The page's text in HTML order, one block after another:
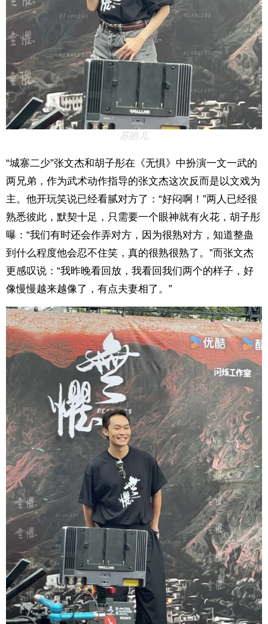
苏皓儿
“城寨二少”张文杰和胡子彤在《无惧》中扮演一文一武的
两兄弟，作为武术动作指导的张文杰这次反而是以文戏为
主。他开玩笑说已经看腻对方了：“好闷啊！”两人已经很
熟悉彼此，默契十足，只需要一个眼神就有火花，胡子彤
曝：“我们有时还会作弄对方，因为很熟对方，知道整蛊
到什么程度他会忍不住笑，真的很熟很熟了。”而张文杰
更感叹说：“我昨晚看回放，我看回我们两个的样子，好
像慢慢越来越像了，有点夫妻相了。”